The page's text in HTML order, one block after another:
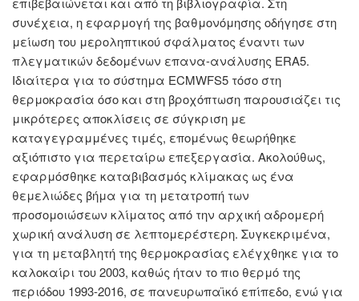
συνέχεια, η εφαρμογή της βαθμονόμησης οδήγησε στη
μείωση του μεροληπτικού σφάλματος έναντι των
πλεγματικών δεδομένων επανα-ανάλυσης ERA5.
Ιδιαίτερα για το σύστημα ECMWFS5 τόσο στη
θερμοκρασία όσο και στη βροχόπτωση παρουσιάζει τις
μικρότερες αποκλίσεις σε σύγκριση με
καταγεγραμμένες τιμές, επομένως θεωρήθηκε
αξιόπιστο για περεταίρω επεξεργασία. Ακολούθως,
εφαρμόσθηκε καταβιβασμός κλίμακας ως ένα
θεμελιώδες βήμα για τη μετατροπή των
προσομοιώσεων κλίματος από την αρχική αδρομερή
χωρική ανάλυση σε λεπτομερέστερη. Συγκεκριμένα,
για τη μεταβλητή της θερμοκρασίας ελέγχθηκε για το
καλοκαίρι του 2003, καθώς ήταν το πιο θερμό της
περιόδου 1993-2016, σε πανευρωπαϊκό επίπεδο, ενώ για